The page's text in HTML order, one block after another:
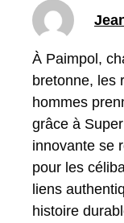
À Paimpol,
bretonne, les
hommes
grâce à
innovante se
pour les
liens
histoire